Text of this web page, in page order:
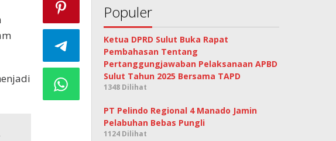
Populer
Ketua DPRD Sulut Buka Rapat
Pembahasan Tentang
Pertanggungjawaban Pelaksanaan APBD
Sulut Tahun 2025 Bersama TAPD
1348 Dilihat
PT Pelindo Regional 4 Manado Jamin
Pelabuhan Bebas Pungli
1124 Dilihat